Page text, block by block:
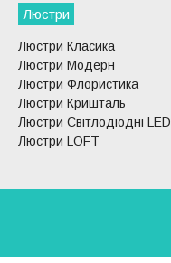
Люстри
Люстри Класика
Люстри Модерн
Люстри Флористика
Люстри Кришталь
Люстри Світлодіодні LED
Люстри LOFT